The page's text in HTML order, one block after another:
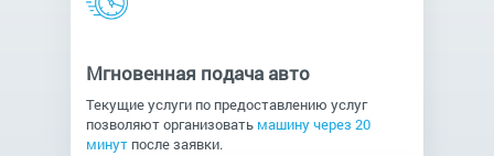
Мгновенная подача авто
Текущие услуги по предоставлению услуг
позволяют организовать машину через 20
минут после заявки.